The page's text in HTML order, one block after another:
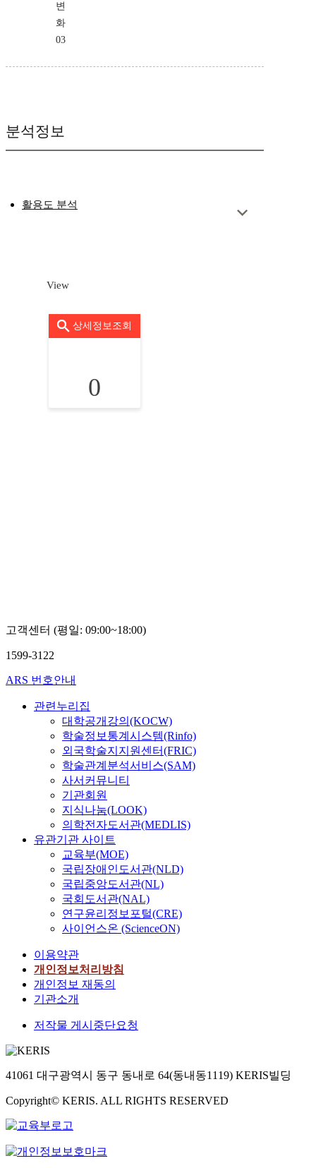
변
화
03
분석정보
활용도 분석
View
상세정보조회
0
고객센터 (평일: 09:00~18:00)
1599-3122
ARS 번호안내
관련누리집
대학공개강의(KOCW)
학술정보통계시스템(Rinfo)
외국학술지지원센터(FRIC)
학술관계분석서비스(SAM)
사서커뮤니티
기관회원
지식나눔(LOOK)
의학전자도서관(MEDLIS)
유관기관 사이트
교육부(MOE)
국립장애인도서관(NLD)
국립중앙도서관(NL)
국회도서관(NAL)
연구윤리정보포털(CRE)
사이언스온 (ScienceON)
이용약관
개인정보처리방침
개인정보 재동의
기관소개
저작물 게시중단요청
41061 대구광역시 동구 동내로 64(동내동1119) KERIS빌딩
Copyright© KERIS. ALL RIGHTS RESERVED